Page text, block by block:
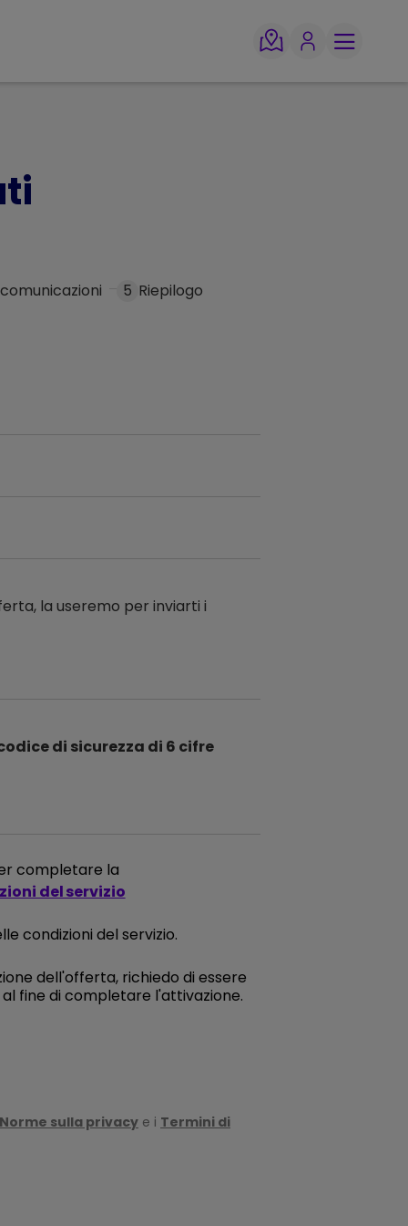
5 Riepilogo
la useremo per inviarti i
di sicurezza di 6 cifre
completare la
del servizio
condizioni del servizio.
dell'offerta, richiedo di essere
fine di completare l'attivazione.
Norme sulla privacy e i Termini di